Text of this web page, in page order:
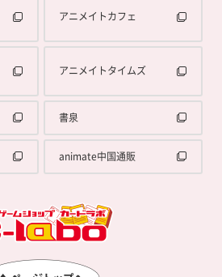
アニメイトカフェ
アニメイトタイムズ
書泉
animate中国通販